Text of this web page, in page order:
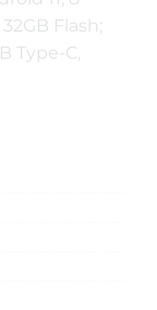
Flash;
Type-C,